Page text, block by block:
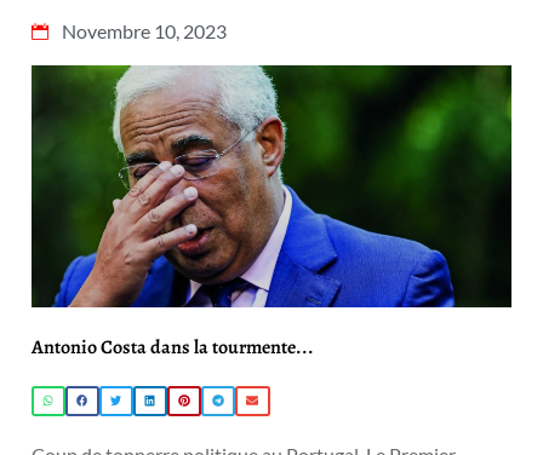
Novembre 10, 2023
Antonio Costa dans la tourmente...